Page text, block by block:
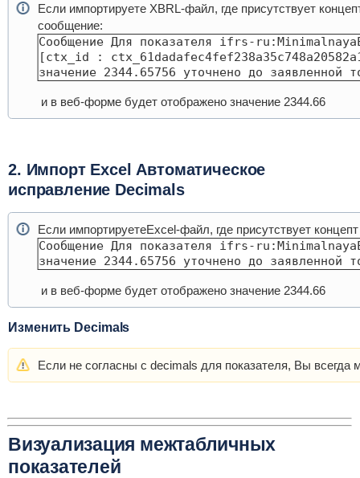
Если импортируете XBRL-файл, где присутствует
сообщение:
Сообщение Для показателя ifrs-
[ctx_id :
значение 2344.65756 уточнено до
и в веб-форме будет отображено значение 2344.66
2. Импорт Excel Автоматическое
исправление Decimals
Если импортируетеExcel-файл, где присутствует
Сообщение Для показателя ifrs-
значение 2344.65756 уточнено до
и в веб-форме будет отображено значение 2344.66
Изменить Decimals
Если не согласны с decimals для показателя, Вы
Визуализация межтабличных
показателей